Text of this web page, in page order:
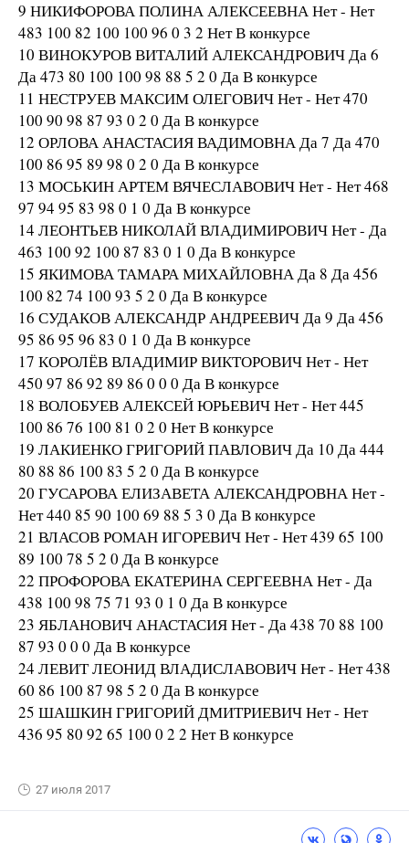
9 НИКИФОРОВА ПОЛИНА АЛЕКСЕЕВНА Нет - Нет
483 100 82 100 100 96 0 3 2 Нет В конкурсе
10 ВИНОКУРОВ ВИТАЛИЙ АЛЕКСАНДРОВИЧ Да 6
Да 473 80 100 100 98 88 5 2 0 Да В конкурсе
11 НЕСТРУЕВ МАКСИМ ОЛЕГОВИЧ Нет - Нет 470
100 90 98 87 93 0 2 0 Да В конкурсе
12 ОРЛОВА АНАСТАСИЯ ВАДИМОВНА Да 7 Да 470
100 86 95 89 98 0 2 0 Да В конкурсе
13 МОСЬКИН АРТЕМ ВЯЧЕСЛАВОВИЧ Нет - Нет 468
97 94 95 83 98 0 1 0 Да В конкурсе
14 ЛЕОНТЬЕВ НИКОЛАЙ ВЛАДИМИРОВИЧ Нет - Да
463 100 92 100 87 83 0 1 0 Да В конкурсе
15 ЯКИМОВА ТАМАРА МИХАЙЛОВНА Да 8 Да 456
100 82 74 100 93 5 2 0 Да В конкурсе
16 СУДАКОВ АЛЕКСАНДР АНДРЕЕВИЧ Да 9 Да 456
95 86 95 96 83 0 1 0 Да В конкурсе
17 КОРОЛЁВ ВЛАДИМИР ВИКТОРОВИЧ Нет - Нет
450 97 86 92 89 86 0 0 0 Да В конкурсе
18 ВОЛОБУЕВ АЛЕКСЕЙ ЮРЬЕВИЧ Нет - Нет 445
100 86 76 100 81 0 2 0 Нет В конкурсе
19 ЛАКИЕНКО ГРИГОРИЙ ПАВЛОВИЧ Да 10 Да 444
80 88 86 100 83 5 2 0 Да В конкурсе
20 ГУСАРОВА ЕЛИЗАВЕТА АЛЕКСАНДРОВНА Нет -
Нет 440 85 90 100 69 88 5 3 0 Да В конкурсе
21 ВЛАСОВ РОМАН ИГОРЕВИЧ Нет - Нет 439 65 100
89 100 78 5 2 0 Да В конкурсе
22 ПРОФОРОВА ЕКАТЕРИНА СЕРГЕЕВНА Нет - Да
438 100 98 75 71 93 0 1 0 Да В конкурсе
23 ЯБЛАНОВИЧ АНАСТАСИЯ Нет - Да 438 70 88 100
87 93 0 0 0 Да В конкурсе
24 ЛЕВИТ ЛЕОНИД ВЛАДИСЛАВОВИЧ Нет - Нет 438
60 86 100 87 98 5 2 0 Да В конкурсе
25 ШАШКИН ГРИГОРИЙ ДМИТРИЕВИЧ Нет - Нет
436 95 80 92 65 100 0 2 2 Нет В конкурсе
27 июля 2017